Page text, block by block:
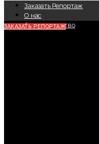
Заказать Репортаж
О нас
Сотрудничество
ЗАКАЗАТЬ РЕПОРТАЖ